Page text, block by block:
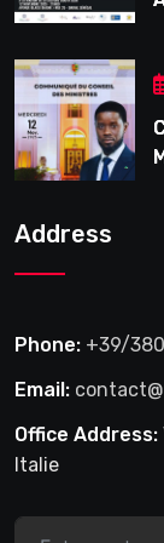
Address
Phone: +39/
Email:
Office Address:
Italie